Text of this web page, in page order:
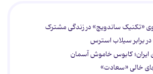
«تکنیک ساندویچ» در زندگی مشترک
برابر سیلاب استرس
کابوس خاموش آسمان
خالی «سعادت»